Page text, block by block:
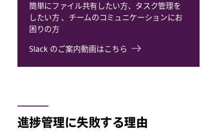
簡単にファイル共有したい方、タスク管理を
したい方 、チームのコミュニケーションにお
困りの方
Slack のご案内動画はこちら
進捗管理に失敗する理由